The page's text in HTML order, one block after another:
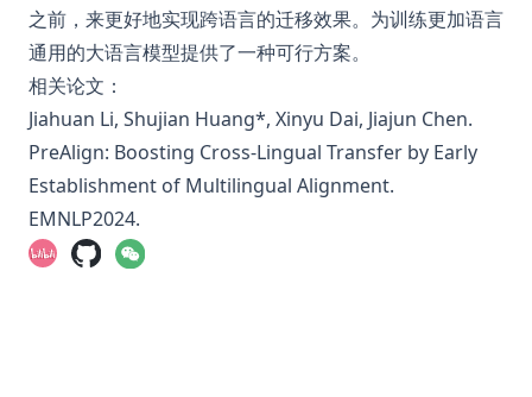
之前，来更好地实现跨语言的迁移效果。为训练更加语言
通用的大语言模型提供了一种可行方案。
相关论文：
Jiahuan Li, Shujian Huang*, Xinyu Dai, Jiajun Chen.
PreAlign: Boosting Cross-Lingual Transfer by Early
Establishment of Multilingual Alignment.
EMNLP2024.